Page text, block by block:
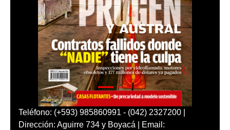
Teléfono: (+593) 985860991 - (042) 2327200 |
Dirección: Aguirre 734 y Boyacá | Email: